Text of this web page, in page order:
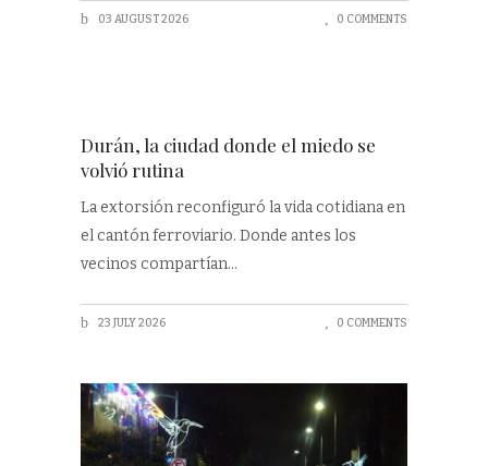
03 AUGUST 2026 0 COMMENTS
Durán, la ciudad donde el miedo se
volvió rutina
La extorsión reconfiguró la vida cotidiana en
el cantón ferroviario. Donde antes los
vecinos compartían
23 JULY 2026 0 COMMENTS